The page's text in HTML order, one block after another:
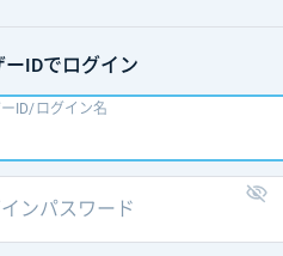
ーIDでログイン
ID/ログイン名
ンパスワード